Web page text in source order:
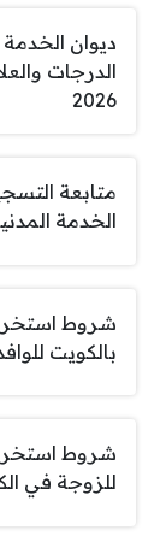
ديوان
الدرجات
2026
متابعة
الخدمة المدنية
شروط
بالكويت للوافدين
شروط
للزوجة في